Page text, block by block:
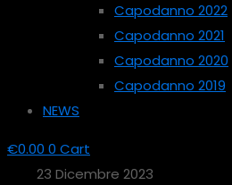
Capodanno 2022
Capodanno 2021
Capodanno 2020
Capodanno 2019
NEWS
€0.00 0 Cart
23 Dicembre 2023